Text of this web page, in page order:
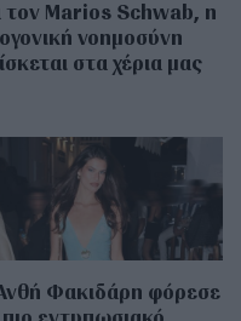
τον Marios Schwab, η
νοημοσύνη
στα χέρια μας
Φακιδάρη φόρεσε